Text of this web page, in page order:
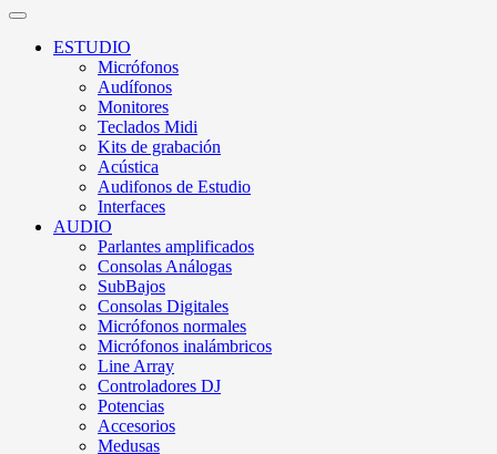
ESTUDIO
Micrófonos
Audífonos
Monitores
Teclados Midi
Kits de grabación
Acústica
Audifonos de Estudio
Interfaces
AUDIO
Parlantes amplificados
Consolas Análogas
SubBajos
Consolas Digitales
Micrófonos normales
Micrófonos inalámbricos
Line Array
Controladores DJ
Potencias
Accesorios
Medusas